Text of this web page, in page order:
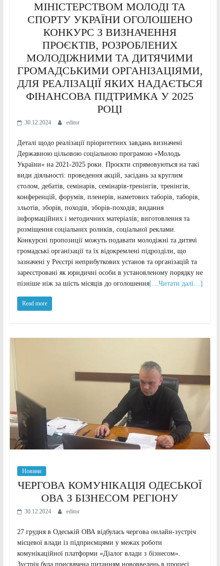
МІНІСТЕРСТВОМ МОЛОДІ ТА
СПОРТУ УКРАЇНИ ОГОЛОШЕНО
КОНКУРС З ВИЗНАЧЕННЯ
ПРОЄКТІВ, РОЗРОБЛЕНИХ
МОЛОДІЖНИМИ ТА ДИТЯЧИМИ
ГРОМАДСЬКИМИ ОРГАНІЗАЦІЯМИ,
ДЛЯ РЕАЛІЗАЦІЇ ЯКИХ НАДАЄТЬСЯ
ФІНАНСОВА ПІДТРИМКА У 2025
РОЦІ
30.12.2024 editor
Деталі щодо реалізації пріоритетних завдань визначені
Державною цільовою соціальною програмою «Молодь
України» на 2021-2025 роки. Проєкти спрямовуються на такі
види діяльності: проведення акцій, засідань за круглим
столом, дебатів, семінарів, семінарів-тренінгів, тренінгів,
конференцій, форумів, пленерів, наметових таборів, таборів,
зльотів, зборів, походів, зборів-походів; видання
інформаційних і методичних матеріалів; виготовлення та
розміщення соціальних роликів, соціальної реклами.
Конкурсні пропозиції можуть подавати молодіжні та дитячі
громадські організації та їх відокремлені підрозділи, що
зазначені у Реєстрі неприбуткових установ та організацій та
зареєстровані як юридичні особи в установленому порядку не
пізніше ніж за шість місяців до оголошення[…Читати далі…]
Read more
Новини
ЧЕРГОВА КОМУНІКАЦІЯ ОДЕСЬКОЇ
ОВА З БІЗНЕСОМ РЕГІОНУ
30.12.2024 editor
27 грудня в Одеській ОВА відбулась чергова онлайн-зустріч
місцевої влади із підприємцями у межах роботи
комунікаційної платформи «Діалог влади з бізнесом».
Зустріч була присвячена питанням нововведень в процесі